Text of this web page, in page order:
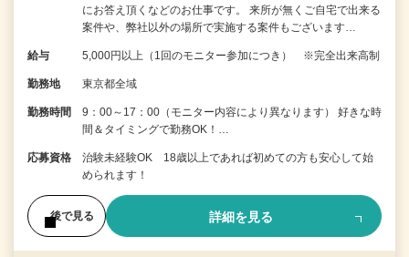
にお答え頂くなどのお仕事です。 来所が無くご自宅で出来る
案件や、弊社以外の場所で実施する案件もございます…
給与 5,000円以上（1回のモニター参加につき） ※完全出来高制
勤務地 東京都全域
勤務時間
9：00～17：00（モニター内容により異なります） 好きな時
間＆タイミングで勤務OK！…
応募資格
治験未経験OK 18歳以上であれば初めての方も安心して始
められます！
後で見る 詳細を見る